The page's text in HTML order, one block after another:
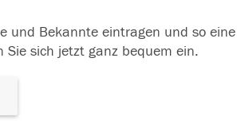
und Bekannte eintragen und so eine
sich jetzt ganz bequem ein.